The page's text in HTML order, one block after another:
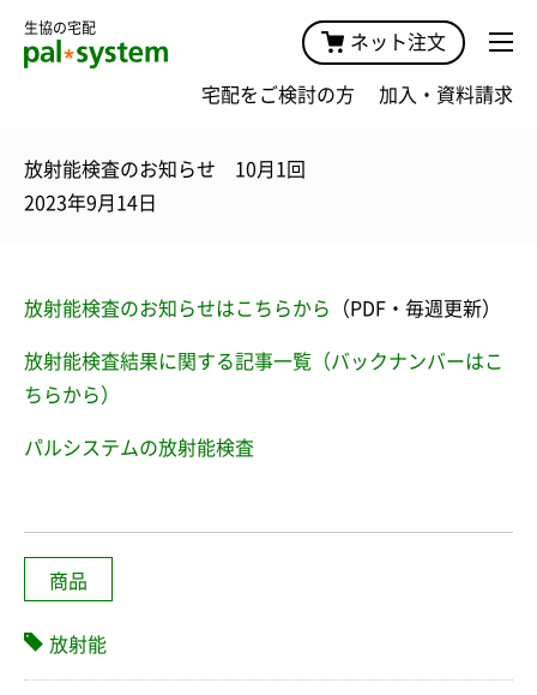
生協の宅配
ネット注文
宅配をご検討の方 加入・資料請求
放射能検査のお知らせ 10月1回
2023年9月14日
放射能検査のお知らせはこちらから （PDF・毎週更新）
放射能検査結果に関する記事一覧（バックナンバーはこ
ちらから）
パルシステムの放射能検査
商品
放射能